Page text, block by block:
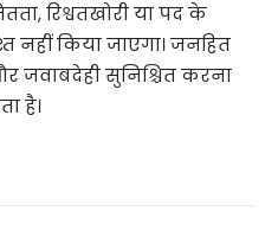
रिश्वतखोरी या पद के
नहीं किया जाएगा। जनहित
जवाबदेही सुनिश्चित करना
है।